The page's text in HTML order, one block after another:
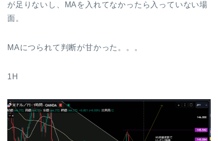
が足りないし、MAを入れてなかったら入っていない場
面。
MAにつられて判断が甘かった。。。
1H